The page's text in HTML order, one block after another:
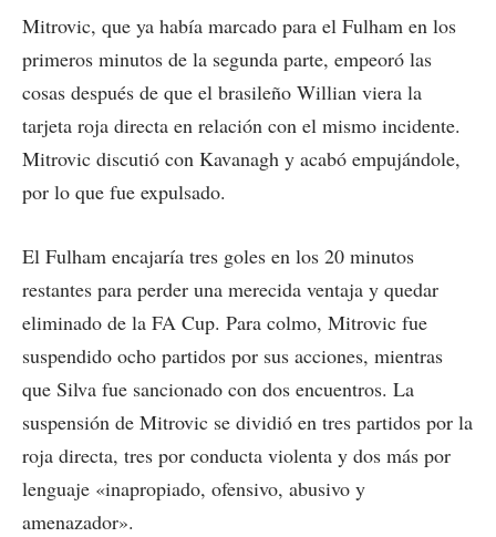
Mitrovic, que ya había marcado para el Fulham en los
primeros minutos de la segunda parte, empeoró las
cosas después de que el brasileño Willian viera la
tarjeta roja directa en relación con el mismo incidente.
Mitrovic discutió con Kavanagh y acabó empujándole,
por lo que fue expulsado.
El Fulham encajaría tres goles en los 20 minutos
restantes para perder una merecida ventaja y quedar
eliminado de la FA Cup. Para colmo, Mitrovic fue
suspendido ocho partidos por sus acciones, mientras
que Silva fue sancionado con dos encuentros. La
suspensión de Mitrovic se dividió en tres partidos por la
roja directa, tres por conducta violenta y dos más por
lenguaje «inapropiado, ofensivo, abusivo y
amenazador».